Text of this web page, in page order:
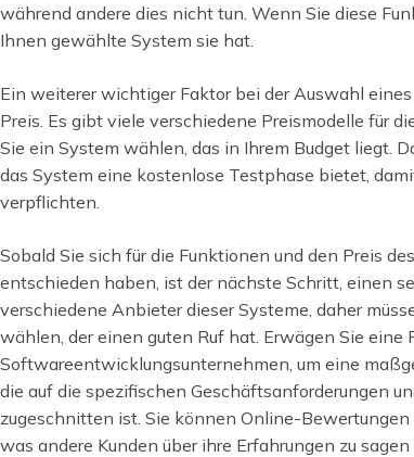
während andere dies nicht tun. Wenn Sie diese
Ihnen gewählte System sie hat.
Ein weiterer wichtiger Faktor bei der Auswahl
Preis. Es gibt viele verschiedene Preismodelle für
Sie ein System wählen, das in Ihrem Budget liegt.
das System eine kostenlose Testphase bietet,
verpflichten.
Sobald Sie sich für die Funktionen und den Preis
entschieden haben, ist der nächste Schritt, einen
verschiedene Anbieter dieser Systeme, daher
wählen, der einen guten Ruf hat. Erwägen Sie
Softwareentwicklungsunternehmen, um eine
die auf die spezifischen Geschäftsanforderungen
zugeschnitten ist. Sie können Online-
was andere Kunden über ihre Erfahrungen zu sagen